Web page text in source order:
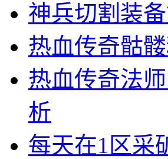
神兵切割装
热血传奇骷
热血传奇法
析
每天在1区采